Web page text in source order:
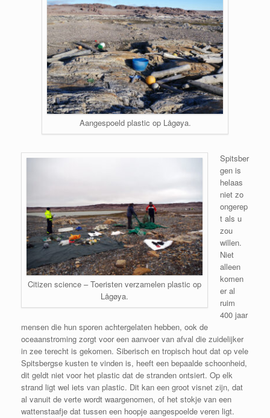
Aangespoeld plastic op Lågøya.
Citizen science – Toeristen verzamelen plastic op
Lågøya.
Spitsber
gen is
helaas
niet zo
ongerep
t als u
zou
willen.
Niet
alleen
komen
er al
ruim
400 jaar
mensen die hun sporen achtergelaten hebben, ook de
oceaanstroming zorgt voor een aanvoer van afval die zuidelijker
in zee terecht is gekomen. Siberisch en tropisch hout dat op vele
Spitsbergse kusten te vinden is, heeft een bepaalde schoonheid,
dit geldt niet voor het plastic dat de stranden ontsiert. Op elk
strand ligt wel iets van plastic. Dit kan een groot visnet zijn, dat
al vanuit de verte wordt waargenomen, of het stokje van een
wattenstaafje dat tussen een hoopje aangespoelde veren ligt.